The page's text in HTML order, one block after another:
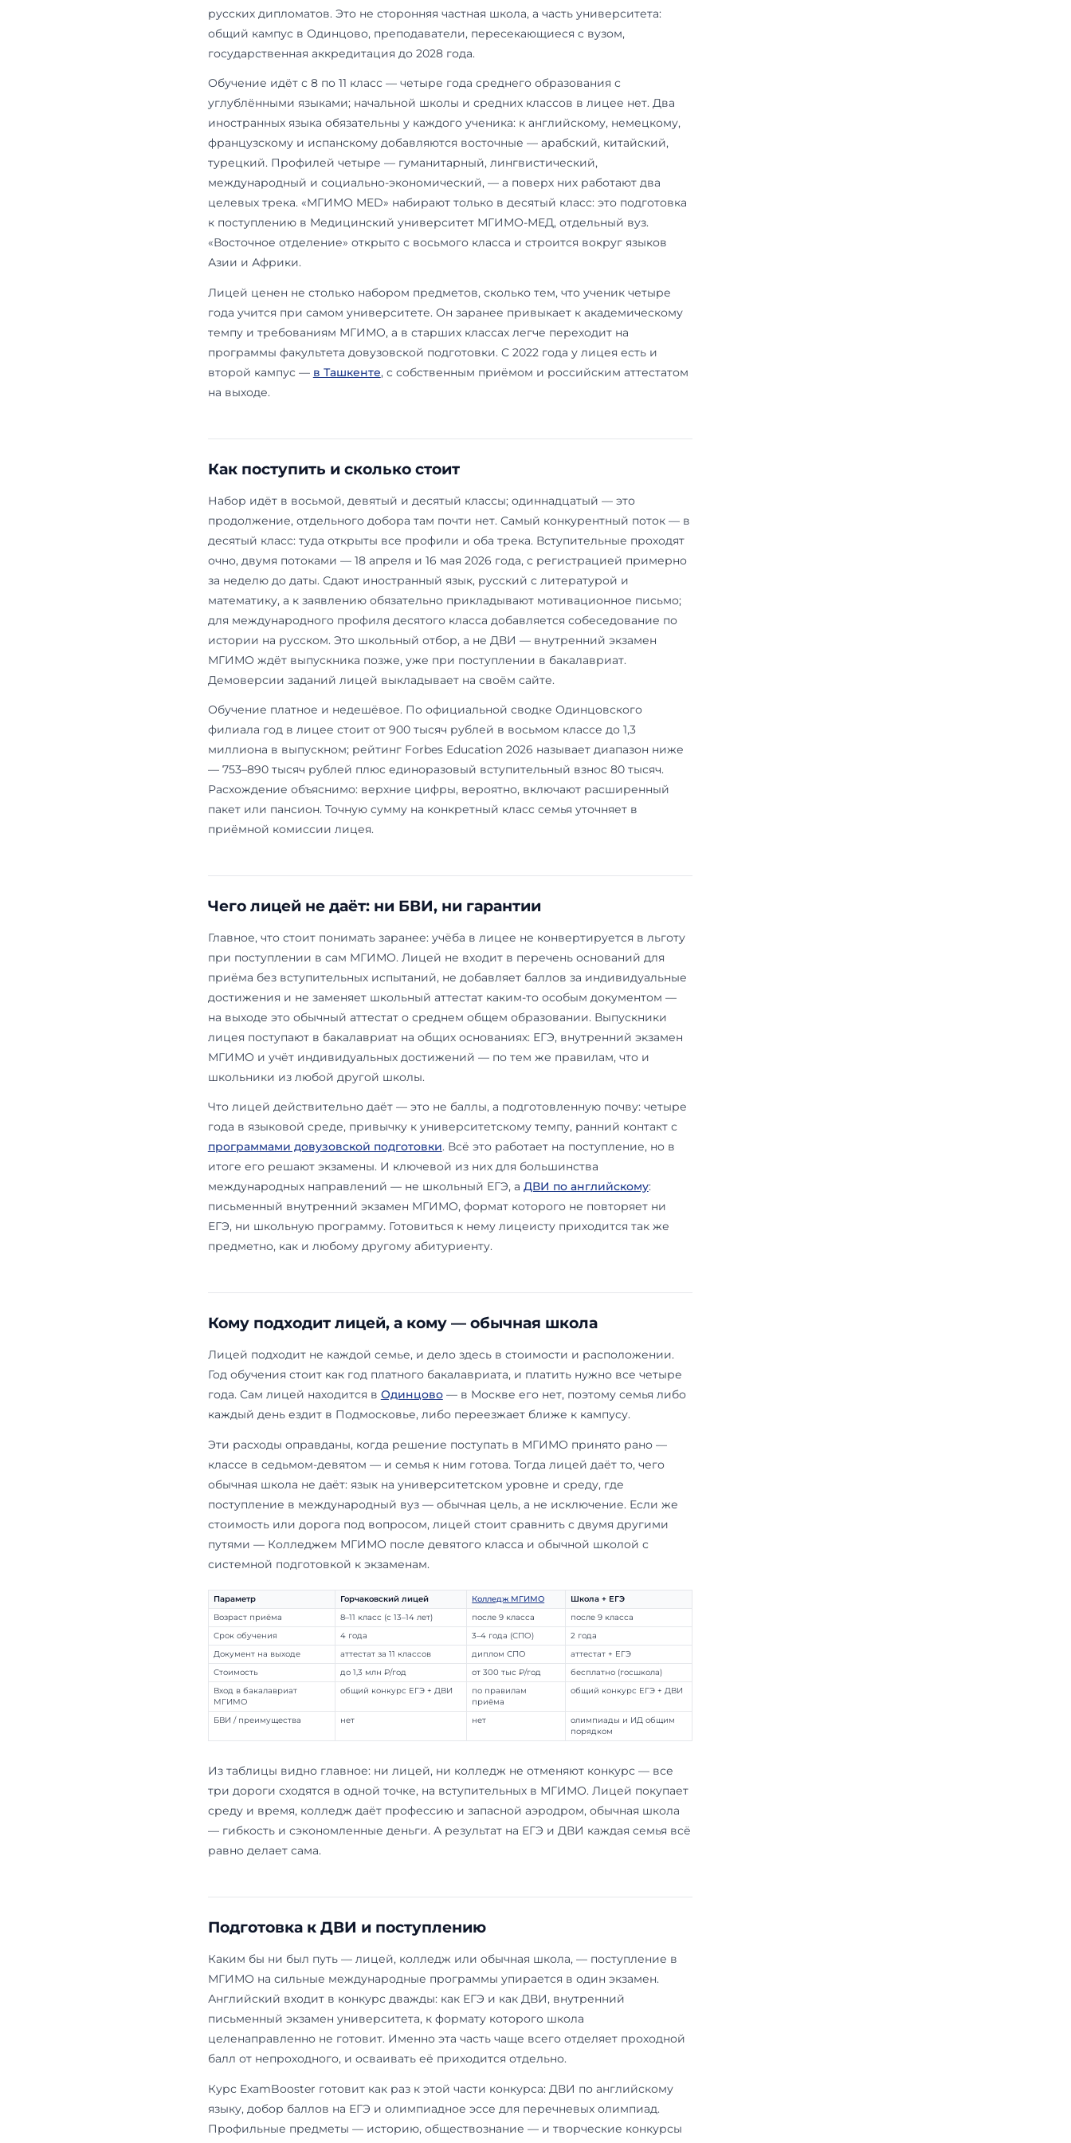
Что даёт Горчаковский лицей: четыре года в среде МГИМО
Лицей открыт в 2016 году по инициативе ректората МГИМО как структурное
подразделение Одинцовского филиала и носит имя канцлера Александра
Горчакова — выпускника Царскосельского лицея и одного из крупнейших
русских дипломатов. Это не сторонняя частная школа, а часть университета:
общий кампус в Одинцово, преподаватели, пересекающиеся с вузом,
государственная аккредитация до 2028 года.
углублёнными языками; начальной школы и средних классов в лицее нет. Два
иностранных языка обязательны у каждого ученика: к английскому, немецкому,
французскому и испанскому добавляются восточные — арабский, китайский,
турецкий. Профилей четыре — гуманитарный, лингвистический,
«Восточное отделение» открыто с восьмого класса и строится вокруг языков
Азии и Африки.
Лицей ценен не столько набором предметов, сколько тем, что ученик четыре
года учится при самом университете. Он заранее привыкает к академическому
темпу и требованиям МГИМО, а в старших классах легче переходит на
программы факультета довузовской подготовки. С 2022 года у лицея есть и
второй кампус —в Ташкенте, с собственным приёмом и российским аттестатом
на выходе.
Как поступить и сколько стоит
Набор идёт в восьмой, девятый и десятый классы; одиннадцатый — это
продолжение, отдельного добора там почти нет. Самый конкурентный поток — в
очно, двумя потоками — 18 апреля и 16 мая 2026 года, с регистрацией примерно
за неделю до даты. Сдают иностранный язык, русский с литературой и
математику, а к заявлению обязательно прикладывают мотивационное письмо;
для международного профиля десятого класса добавляется собеседование по
истории на русском. Это школьный отбор, а не ДВИ — внутренний экзамен
МГИМО ждёт выпускника позже, уже при поступлении в бакалавриат.
Демоверсии заданий лицей выкладывает на своём сайте.
Обучение платное и недешёвое. По официальной сводке Одинцовского
миллиона в выпускном; рейтинг Forbes Education 2026 называет диапазон ниже
— 753–890 тысяч рублей плюс единоразовый вступительный взнос 80 тысяч.
Расхождение объяснимо: верхние цифры, вероятно, включают расширенный
пакет или пансион. Точную сумму на конкретный класс семья уточняет в
приёмной комиссии лицея.
Чего лицей не даёт: ни БВИ, ни гарантии
Главное, что стоит понимать заранее: учёба в лицее не конвертируется в льготу
при поступлении в сам МГИМО. Лицей не входит в перечень оснований для
приёма без вступительных испытаний, не добавляет баллов за индивидуальные
достижения и не заменяет школьный аттестат каким-то особым документом —
на выходе это обычный аттестат о среднем общем образовании. Выпускники
лицея поступают в бакалавриат на общих основаниях: ЕГЭ, внутренний экзамен
МГИМО и учёт индивидуальных достижений — по тем же правилам, что и
школьники из любой другой школы.
Что лицей действительно даёт — это не баллы, а подготовленную почву: четыре
года в языковой среде, привычку к университетскому темпу, ранний контакт с
программами довузовской подготовки. Всё это работает на поступление, но в
итоге его решают экзамены. И ключевой из них для большинства
международных направлений — не школьный ЕГЭ, аДВИ по английскому
письменный внутренний экзамен МГИМО, формат которого не повторяет ни
ЕГЭ, ни школьную программу. Готовиться к нему лицеисту приходится так же
предметно, как и любому другому абитуриенту.
Кому подходит лицей, а кому — обычная школа
Год обучения стоит как год платного бакалавриата, и платить нужно все четыре
года. Сам лицей находится вОдинцово
Эти расходы оправданы, когда решение поступать в МГИМО принято рано —
классе в седьмом-девятом — и семья к ним готова. Тогда лицей даёт то, чего
обычная школа не даёт: язык на университетском уровне и среду, где
поступление в международный вуз — обычная цель, а не исключение. Если же
стоимость или дорога под вопросом, лицей стоит сравнить с двумя другими
путями — Колледжем МГИМО после девятого класса и обычной школой с
системной подготовкой к экзаменам.